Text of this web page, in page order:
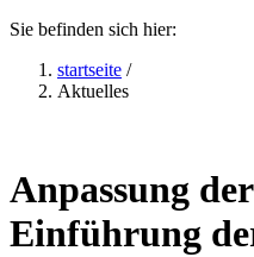
Sie befinden sich hier:
startseite /
Aktuelles
Anpassung
Einführung